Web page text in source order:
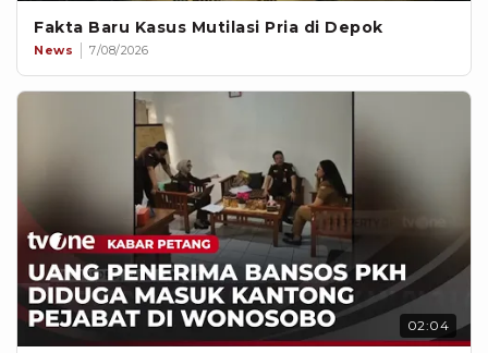
Fakta Baru Kasus Mutilasi Pria di Depok
News 7/08/2026
02:04